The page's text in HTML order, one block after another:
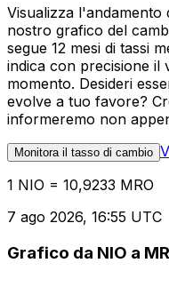
Visualizza l'andamento
nostro grafico del
segue 12 mesi di tassi
indica con precisione il
momento. Desideri
evolve a tuo favore?
informeremo non
Monitora il tasso di cambio
1 NIO = 10,9233 MRO
7 ago 2026, 16:55 UTC
Grafico da NIO a